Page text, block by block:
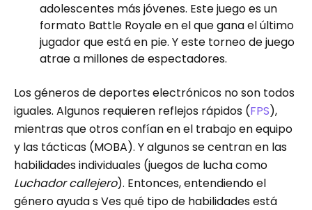
adolescentes más jóvenes. Este juego es un
formato Battle Royale en el que gana el último
jugador que está en pie. Y este torneo de juego
atrae a millones de espectadores.
Los géneros de deportes electrónicos no son todos
iguales. Algunos requieren reflejos rápidos (FPS),
mientras que otros confían en el trabajo en equipo
y las tácticas (MOBA). Y algunos se centran en las
habilidades individuales (juegos de lucha como
Luchador callejero). Entonces, entendiendo el
género ayuda s Ves qué tipo de habilidades está